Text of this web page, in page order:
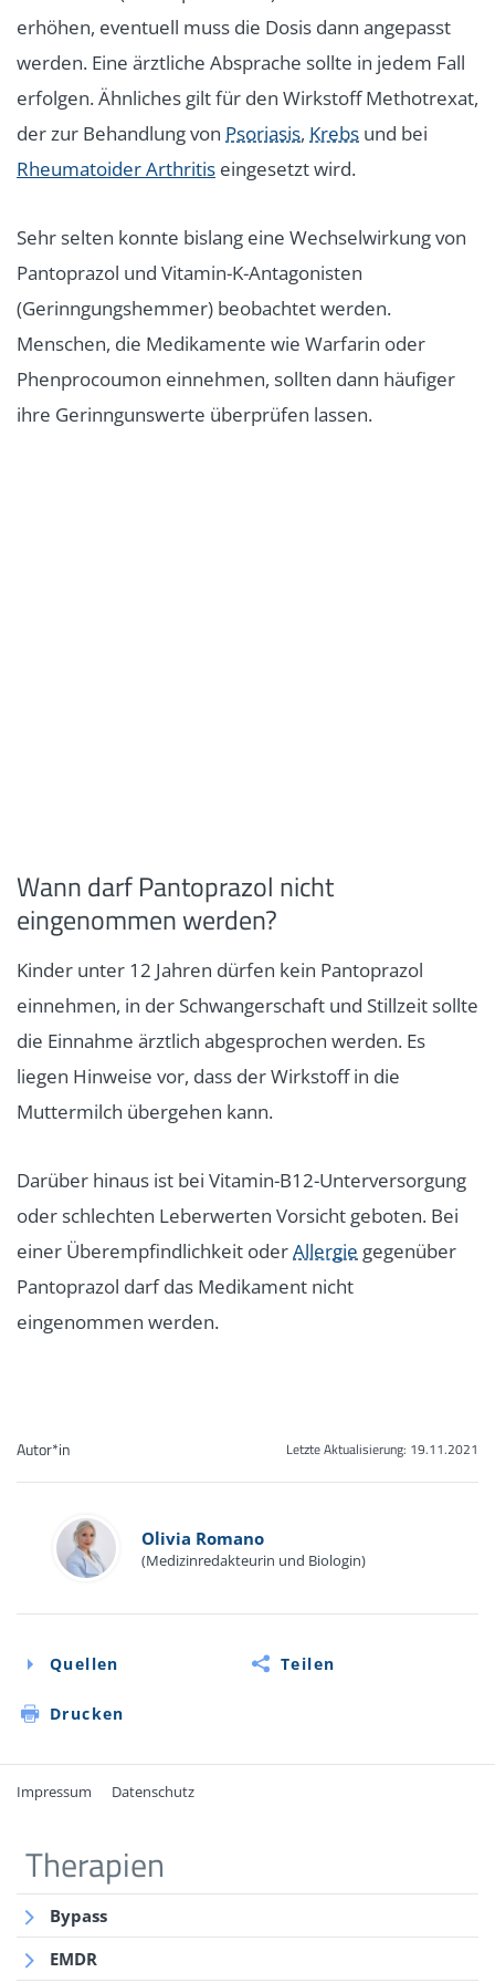
erhöhen, eventuell muss die Dosis dann angepasst
werden. Eine ärztliche Absprache sollte in jedem Fall
erfolgen. Ähnliches gilt für den Wirkstoff Methotrexat,
der zur Behandlung von Psoriasis, Krebs und bei
Rheumatoider Arthritis eingesetzt wird.
Sehr selten konnte bislang eine Wechselwirkung von
Pantoprazol und Vitamin-K-Antagonisten
(Gerinngungshemmer) beobachtet werden.
Menschen, die Medikamente wie Warfarin oder
Phen­procou­mon einnehmen, sollten dann häufiger
ihre Gerinngunswerte überprüfen lassen.
Wann darf Pantoprazol nicht
eingenommen werden?
Kinder unter 12 Jahren dürfen kein Pantoprazol
einnehmen, in der Schwangerschaft und Stillzeit sollte
die Einnahme ärztlich abgesprochen werden. Es
liegen Hinweise vor, dass der Wirkstoff in die
Muttermilch übergehen kann.
Darüber hinaus ist bei Vitamin-B12-Unterversorgung
oder schlechten Leberwerten Vorsicht geboten. Bei
einer Überempfindlichkeit oderAllergie gegenüber
Pantoprazol darf das Medikament nicht
eingenommen werden.
Letzte Aktualisierung: 19.11.2021
Autor*in
Olivia Romano
(Medizinredakteurin und Biologin)
Quellen Teilen
Drucken
Impressum Datenschutz
Quellen
Avoxa – Mediengruppe Deutscher Apotheker GmbH:
Schleimhaut im Stress:
zeitung.de/ausgabe-222015/schleimhaut-im-stress/
Therapien
Bypass
EMDR